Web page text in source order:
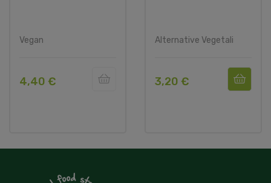
Vegan
4,40 €
Alternative Vegetali
3,20 €